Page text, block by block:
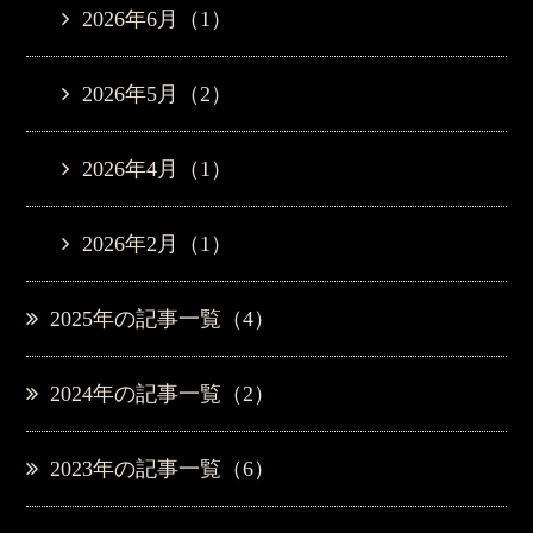
2026年6月（1）
2026年5月（2）
2026年4月（1）
2026年2月（1）
2025年の記事一覧（4）
2024年の記事一覧（2）
2023年の記事一覧（6）